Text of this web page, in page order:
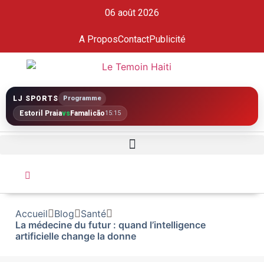
06 août 2026
A ProposContactPublicité
LJ SPORTS Programme
Estoril PraiavsFamalicão15:15
Accueil Blog
Santé
La médecine du futur : quand l’intelligence
artificielle change la donne